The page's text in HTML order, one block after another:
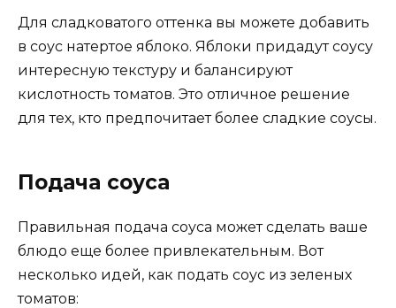
Для сладковатого оттенка вы можете добавить
в соус натертое яблоко. Яблоки придадут соусу
интересную текстуру и балансируют
кислотность томатов. Это отличное решение
для тех, кто предпочитает более сладкие соусы.
Подача соуса
Правильная подача соуса может сделать ваше
блюдо еще более привлекательным. Вот
несколько идей, как подать соус из зеленых
томатов: